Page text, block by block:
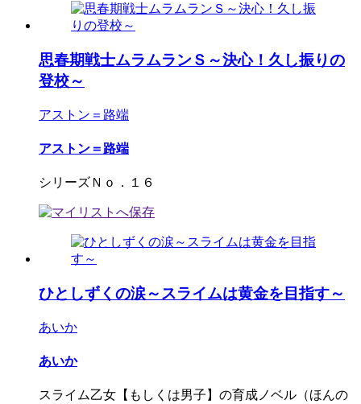
思春期戦士ムラムランＳ～決心！久し振りの
登校～
アストン＝路端
アストン＝路端
シリーズＮｏ．１６
ひとしずくの涙～スライムは黄金を目指す～
あいか
あいか
スライム乙女【もしくは男子】の育成ノベル（ほんの